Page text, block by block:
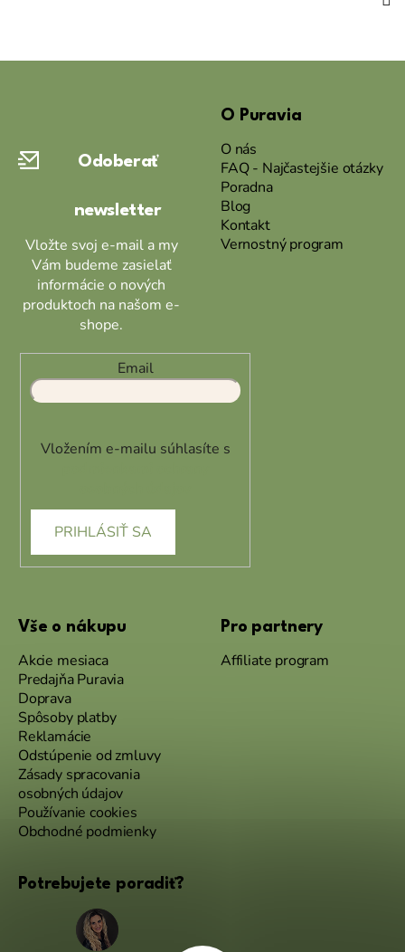
Odoberať
newsletter
Vložte svoj e-mail a my
Vám budeme zasielať
informácie o nových
produktoch na našom e-
shope.
Email
Vložením e-mailu súhlasíte s
PRIHLÁSIŤ SA
O Puravia
O nás
FAQ - Najčastejšie otázky
Poradna
Blog
Kontakt
Vernostný program
Vše o nákupu
Akcie mesiaca
Predajňa Puravia
Doprava
Spôsoby platby
Reklamácie
Odstúpenie od zmluvy
Zásady spracovania
osobných údajov
Používanie cookies
Obchodné podmienky
Pro partnery
Affiliate program
Potrebujete poradiť?